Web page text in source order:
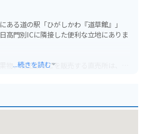
ある道の駅「ひがしかわ『道草館』」
高門別ICに隣接した便利な立地にありま
物、加工品などを販売する直売所は、旅
い商品も見つかります。
...続きを読む